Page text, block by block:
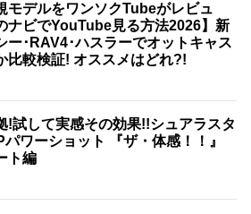
モデルをワンソクTubeがレビュ
ナビでYouTube見る方法2026】新
ー･RAV4･ハスラーでオットキャス
比較検証! オススメはどれ?!
!試して実感その効果!!シュアラスタ
ワーショット 『ザ・体感！！』
ト編